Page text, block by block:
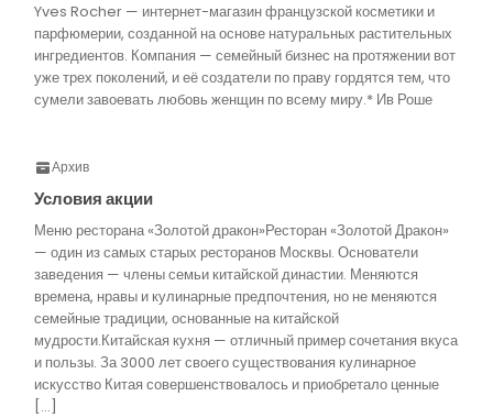
Yves Rocher — интернет-магазин французской косметики и
парфюмерии, созданной на основе натуральных растительных
ингредиентов. Компания — семейный бизнес на протяжении вот
уже трех поколений, и её создатели по праву гордятся тем, что
сумели завоевать любовь женщин по всему миру.* Ив Роше
Архив
Условия акции
Меню ресторана «Золотой дракон»Ресторан «Золотой Дракон»
— один из самых старых ресторанов Москвы. Основатели
заведения — члены семьи китайской династии. Меняются
времена, нравы и кулинарные предпочтения, но не меняются
семейные традиции, основанные на китайской
мудрости.Китайская кухня — отличный пример сочетания вкуса
и пользы. За 3000 лет своего существования кулинарное
искусство Китая совершенствовалось и приобретало ценные
[…]